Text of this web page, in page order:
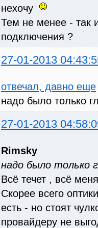
нехочу
Тем не менее - так
подключения ?
27-01-2013
отвечал, давно еще
надо было только
27-01-2013
Rimsky
надо было только
Всё течет , всё
Скорее всего
есть - но стоят
провайдеру не